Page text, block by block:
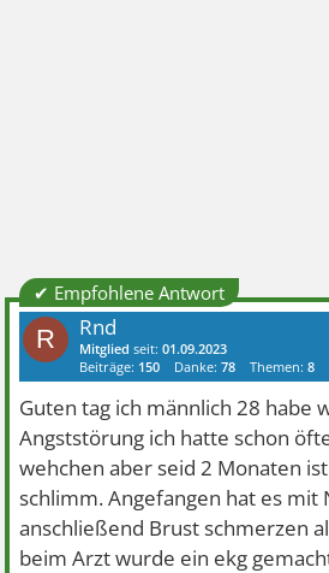
✔ Empfohlene Antwort
R Rnd
Mitglied seit:01.09.2023
Beiträge: 150 Danke:78 Themen:8
Guten tag ich männlich 28 habe
Angststörung ich hatte schon
wehchen aber seid 2 Monaten
schlimm. Angefangen hat es mit
anschließend Brust schmerzen
beim Arzt wurde ein ekg